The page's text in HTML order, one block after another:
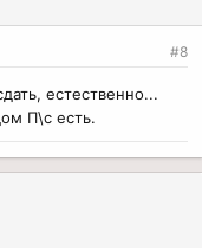
#8
естественно...
П\с есть.